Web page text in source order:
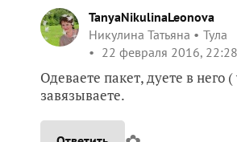
TanyaNikulinaLeonova
Никулина Татьяна
Тула
22 февраля 2016, 22:28
Одеваете пакет, дуете в него
завязываете.